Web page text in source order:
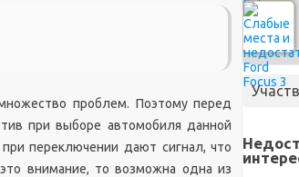
проблем. Поэтому перед
при выборе автомобиля данной
переключении дают сигнал, что
внимание, то возможна одна из